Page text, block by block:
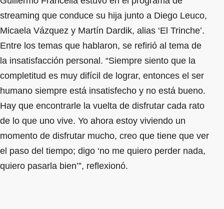
streaming que conduce su hija junto a Diego Leuco,
Micaela Vázquez y Martín Dardik, alias ‘El Trinche’.
Entre los temas que hablaron, se refirió al tema de
la insatisfacción personal. “Siempre siento que la
completitud es muy difícil de lograr, entonces el ser
humano siempre está insatisfecho y no está bueno.
Hay que encontrarle la vuelta de disfrutar cada rato
de lo que uno vive. Yo ahora estoy viviendo un
momento de disfrutar mucho, creo que tiene que ver
el paso del tiempo; digo ‘no me quiero perder nada,
quiero pasarla bien’”, reflexionó.